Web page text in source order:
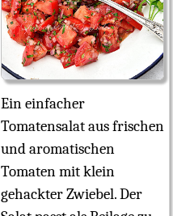
Ein einfacher
Tomatensalat aus frischen
und aromatischen
Tomaten mit klein
gehackter Zwiebel. Der